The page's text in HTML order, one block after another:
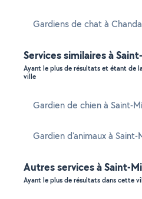
Gardiens de chat à
Services similaires à
Ayant le plus de résultats et étant de
ville
Gardien de chien à Saint-
Gardien d'animaux à
Autres services à Saint-
Ayant le plus de résultats dans cette